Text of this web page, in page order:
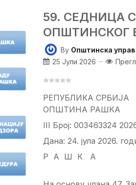
59. СЕДНИЦA
ОПШТИНСКОГ
By Општинска
25 Јули 2026
РЕПУБЛИКА СРБИЈА
ОПШТИНА РАШКА
III Број: 003463324
Дана: 24. јула 2026.
Р А Ш К А